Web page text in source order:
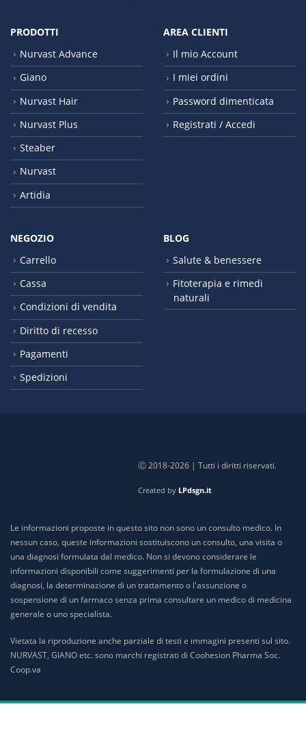
PRODOTTI
Nurvast Advance
Giano
Nurvast Hair
Nurvast Plus
Steaber
Nurvast
Artidia
AREA CLIENTI
Il mio Account
I miei ordini
Password dimenticata
Registrati / Accedi
NEGOZIO
Carrello
Cassa
Condizioni di vendita
Diritto di recesso
Pagamenti
Spedizioni
BLOG
Salute & benessere
Fitoterapia e rimedi
naturali
Ⓒ 2018-2026 | Tutti i diritti riservati.
Created by LPdsgn.it
Le informazioni proposte in questo sito non sono un consulto medico. In
nessun caso, queste informazioni sostituiscono un consulto, una visita o
una diagnosi formulata dal medico. Non si devono considerare le
informazioni disponibili come suggerimenti per la formulazione di una
diagnosi, la determinazione di un trattamento o l'assunzione o
sospensione di un farmaco senza prima consultare un medico di medicina
generale o uno specialista.
Vietata la riproduzione anche parziale di testi e immagini presenti sul sito.
NURVAST, GIANO etc. sono marchi registrati di Coohesion Pharma Soc.
Coop.va